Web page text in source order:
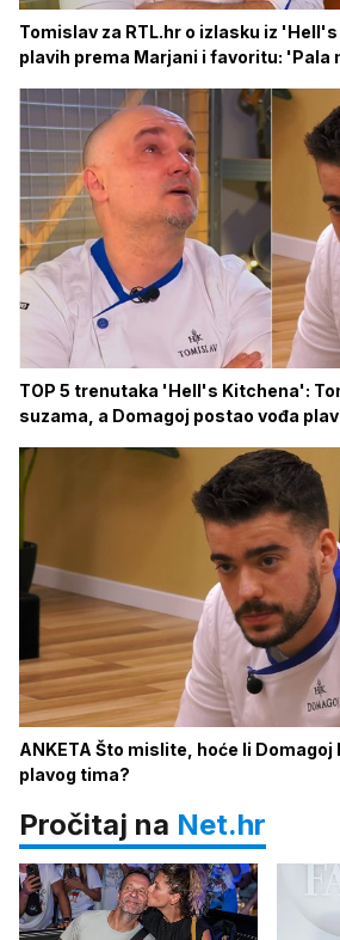
Tomislav za RTL.hr o izlasku iz
plavih prema Marjani i favoritu: 'Pala
TOP 5 trenutaka 'Hell's Kitchena':
suzama, a Domagoj postao vođa
ANKETA Što mislite, hoće li Domagoj
plavog tima?
Pročitaj na Net.hr